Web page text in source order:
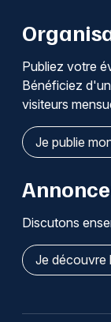
Publiez votre
Bénéficiez
visiteurs
Je publie
Discutons
Je découvre